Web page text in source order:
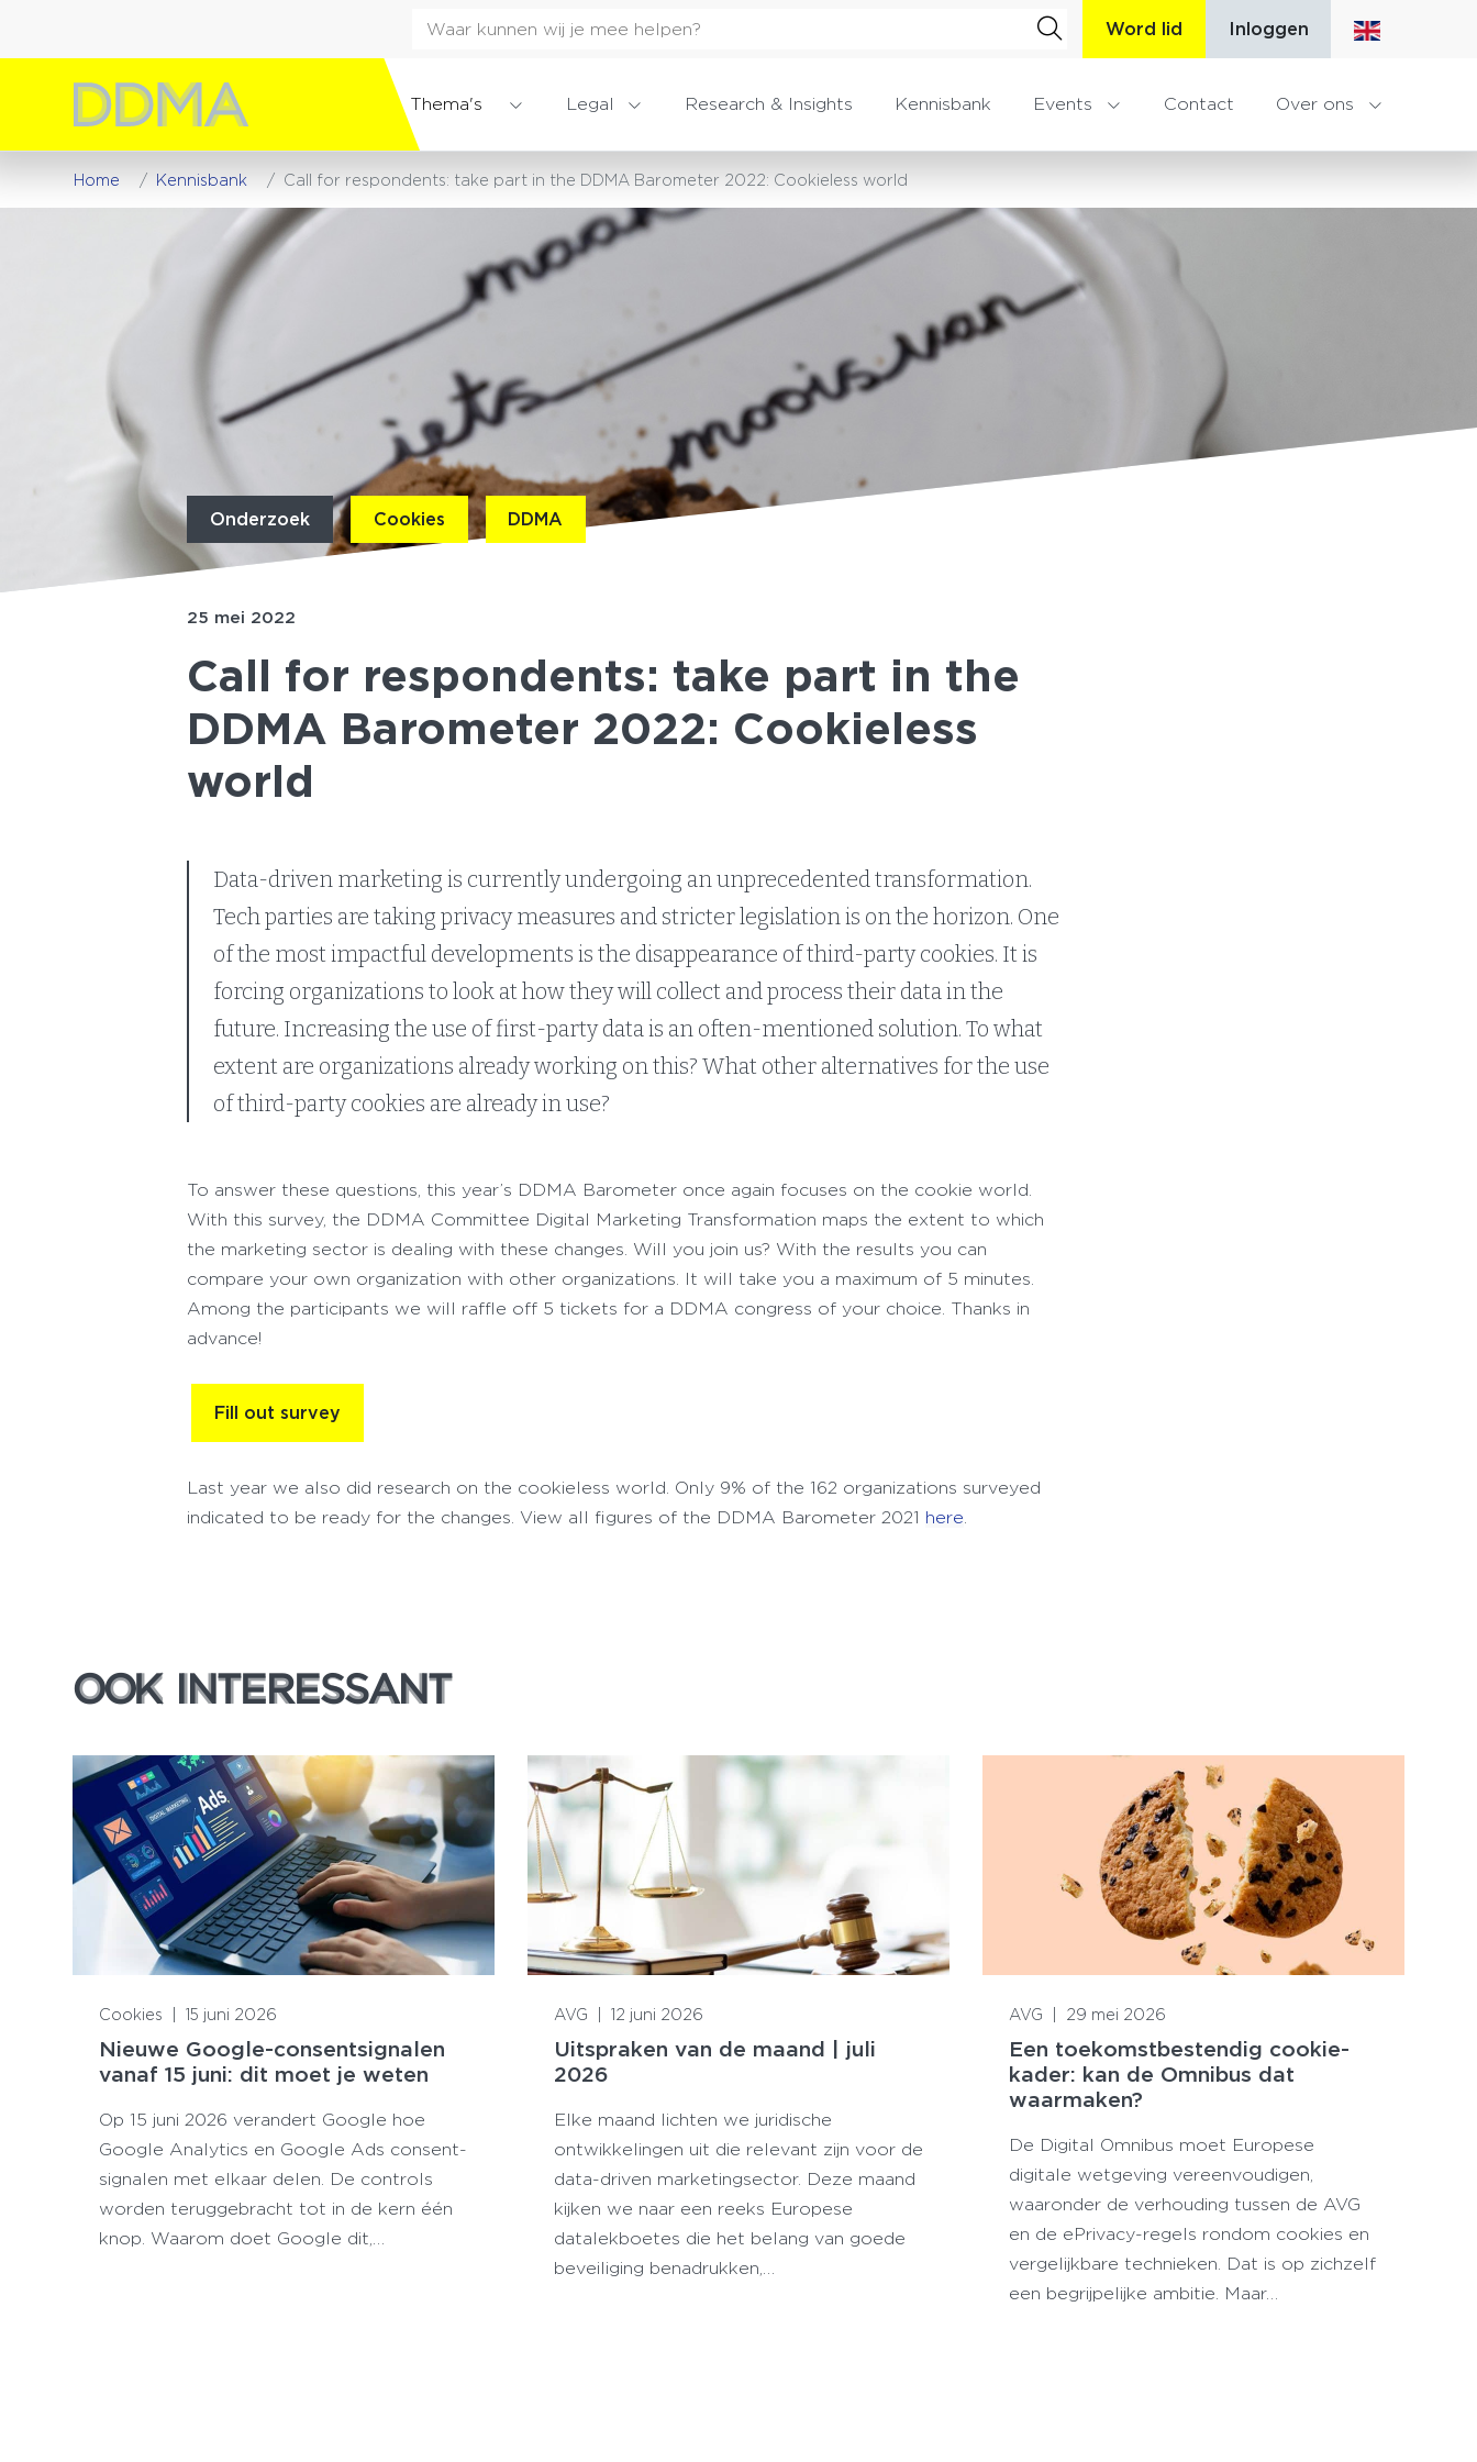
Word lid Inloggen
Thema's Legal Research & Insights Kennisbank Events Contact Over ons
Home Kennisbank Call for respondents: take part in the DDMA Barometer 2022: Cookieless world
Onderzoek Cookies DDMA
25 mei 2022
Call for respondents: take part in the
DDMA Barometer 2022: Cookieless
world
Data-driven marketing is currently undergoing an unprecedented transformation.
Tech parties are taking privacy measures and stricter legislation is on the horizon. One
of the most impactful developments is the disappearance of third-party cookies. It is
forcing organizations to look at how they will collect and process their data in the
future. Increasing the use of first-party data is an often-mentioned solution. To what
extent are organizations already working on this? What other alternatives for the use
of third-party cookies are already in use?
To answer these questions, this year’s DDMA Barometer once again focuses on the cookie world.
With this survey, the DDMA Committee Digital Marketing Transformation maps the extent to which
the marketing sector is dealing with these changes. Will you join us? With the results you can
compare your own organization with other organizations. It will take you a maximum of 5 minutes.
Among the participants we will raffle off 5 tickets for a DDMA congress of your choice. Thanks in
advance!
Fill out survey
Last year we also did research on the cookieless world. Only 9% of the 162 organizations surveyed
indicated to be ready for the changes. View all figures of the DDMA Barometer 2021 here
OOK INTERESSANT
OOK INTERESSANT
Cookies 15 juni 2026
Nieuwe Google-consentsignalen
vanaf 15 juni: dit moet je weten
Op 15 juni 2026 verandert Google hoe
Google Analytics en Google Ads consent-
signalen met elkaar delen. De controls
worden teruggebracht tot in de kern één
knop. Waarom doet Google dit,…
AVG 12 juni 2026
Uitspraken van de maand | juli
2026
Elke maand lichten we juridische
ontwikkelingen uit die relevant zijn voor de
data-driven marketingsector. Deze maand
kijken we naar een reeks Europese
datalekboetes die het belang van goede
beveiliging benadrukken,…
AVG 29 mei 2026
Een toekomstbestendig cookie-
kader: kan de Omnibus dat
waarmaken?
De Digital Omnibus moet Europese
digitale wetgeving vereenvoudigen,
waaronder de verhouding tussen de AVG
en de ePrivacy-regels rondom cookies en
vergelijkbare technieken. Dat is op zichzelf
een begrijpelijke ambitie. Maar…